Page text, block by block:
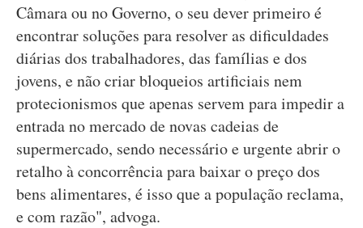
Câmara ou no Governo, o seu dever primeiro é
encontrar soluções para resolver as dificuldades
diárias dos trabalhadores, das famílias e dos
jovens, e não criar bloqueios artificiais nem
protecionismos que apenas servem para impedir a
entrada no mercado de novas cadeias de
supermercado, sendo necessário e urgente abrir o
retalho à concorrência para baixar o preço dos
bens alimentares, é isso que a população reclama,
e com razão", advoga.